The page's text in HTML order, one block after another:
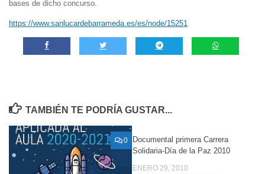
bases de dicho concurso.
https://www.sanlucardebarrameda.es/es/node/15251
TAMBIÉN TE PODRÍA GUSTAR...
0
Documental primera Carrera
Solidaria-Día de la Paz 2010
ENERO 29, 2010